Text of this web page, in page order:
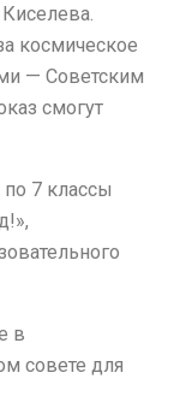
космическое
— Советским
смогут
7 классы
в
совете для